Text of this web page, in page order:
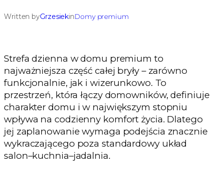
Written byGrzesiekinDomy premium
Strefa dzienna w domu premium to
najważniejsza część całej bryły – zarówno
funkcjonalnie, jak i wizerunkowo. To
przestrzeń, która łączy domowników, definiuje
charakter domu i w największym stopniu
wpływa na codzienny komfort życia. Dlatego
jej zaplanowanie wymaga podejścia znacznie
wykraczającego poza standardowy układ
salon–kuchnia–jadalnia.